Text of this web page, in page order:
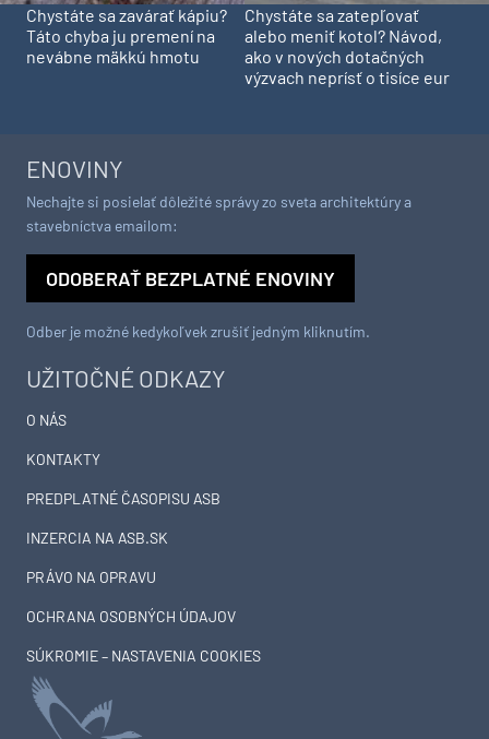
Chystáte sa zavárať kápiu?
Táto chyba ju premení na
nevábne mäkkú hmotu
Chystáte sa zatepľovať
alebo meniť kotol? Návod,
ako v nových dotačných
výzvach neprísť o tisíce eur
UŽITOČNÉ ODKAZY
O NÁS
KONTAKTY
PREDPLATNÉ ČASOPISU ASB
INZERCIA NA ASB.SK
PRÁVO NA OPRAVU
OCHRANA OSOBNÝCH ÚDAJOV
SÚKROMIE – NASTAVENIA COOKIES
ENOVINY
Nechajte si posielať dôležité správy zo sveta architektúry a
stavebníctva emailom:
ODOBERAŤ BEZPLATNÉ ENOVINY
Odber je možné kedykoľvek zrušiť jedným kliknutím.